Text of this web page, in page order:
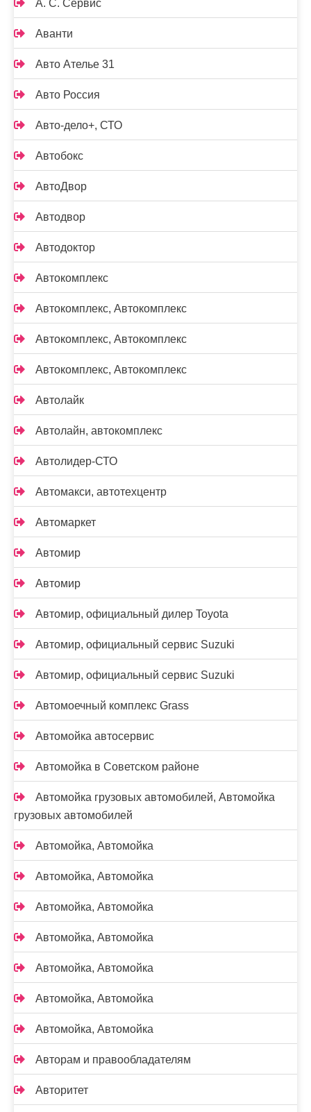
А. С. Сервис
Аванти
Авто Ателье 31
Авто Россия
Авто-дело+, СТО
Автобокс
АвтоДвор
Автодвор
Автодоктор
Автокомплекс
Автокомплекс, Автокомплекс
Автокомплекс, Автокомплекс
Автокомплекс, Автокомплекс
Автолайк
Автолайн, автокомплекс
Автолидер-СТО
Автомакси, автотехцентр
Автомаркет
Автомир
Автомир
Автомир, официальный дилер Toyota
Автомир, официальный сервис Suzuki
Автомир, официальный сервис Suzuki
Автомоечный комплекс Grass
Автомойка автосервис
Автомойка в Советском районе
Автомойка грузовых автомобилей, Автомойка
грузовых автомобилей
Автомойка, Автомойка
Автомойка, Автомойка
Автомойка, Автомойка
Автомойка, Автомойка
Автомойка, Автомойка
Автомойка, Автомойка
Автомойка, Автомойка
Авторам и правообладателям
Авторитет